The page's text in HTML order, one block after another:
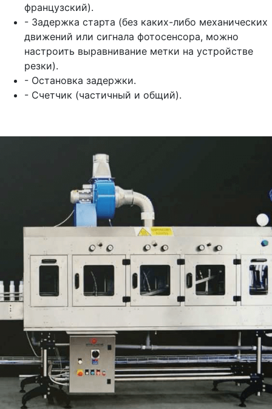
французский).
- Задержка старта (без каких-либо механических
движений или сигнала фотосенсора, можно
настроить выравнивание метки на устройстве
резки).
- Остановка задержки.
- Счетчик (частичный и общий).